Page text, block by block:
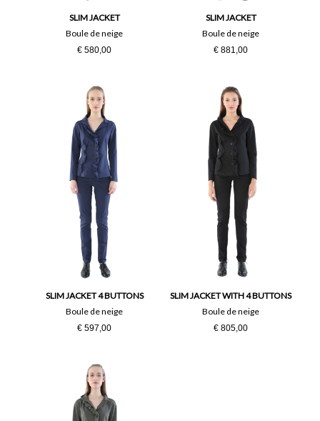
SLIM JACKET
Boule de neige
€ 580,00
SLIM JACKET
Boule de neige
€ 881,00
SLIM JACKET 4 BUTTONS
Boule de neige
€ 597,00
SLIM JACKET WITH 4 BUTTONS
Boule de neige
€ 805,00